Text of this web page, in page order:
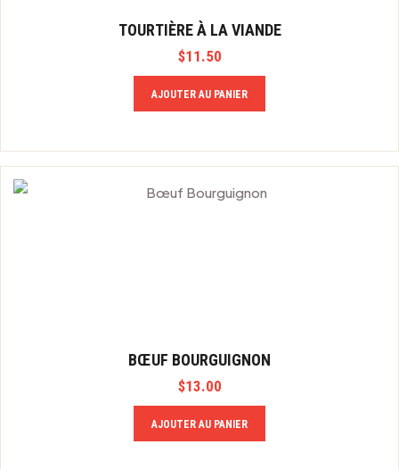
TOURTIÈRE À LA VIANDE
$11.50
AJOUTER AU PANIER
BŒUF BOURGUIGNON
$13.00
AJOUTER AU PANIER